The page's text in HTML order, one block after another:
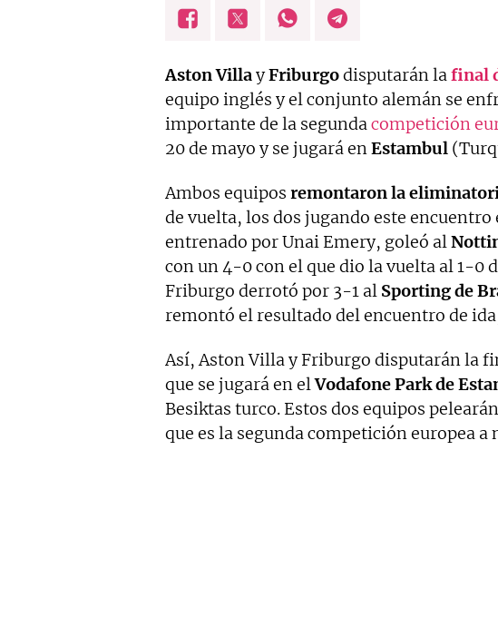
Aston VillayFriburgodisputarán lafinal
equipo inglés y el conjunto alemán se
importante de la segundacompetición
20 de mayo y se jugará enEstambul
Ambos equipos remontaron la
de vuelta, los dos jugando este
entrenado por Unai Emery, goleó al
con un 4-0 con el que dio la vuelta al 1-0
Friburgo derrotó por 3-1 al Sporting de
remontó el resultado del encuentro de
Así, Aston Villa y Friburgo disputarán la
que se jugará en elVodafone Park de
Besiktas turco. Estos dos equipos
que es la segunda competición europea a